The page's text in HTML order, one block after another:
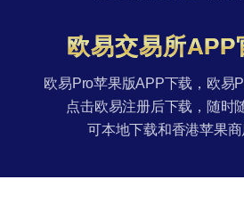
欧易交易所APP
欧易Pro苹果版APP下载，欧易
点击欧易注册后下载，随时
可本地下载和香港苹果